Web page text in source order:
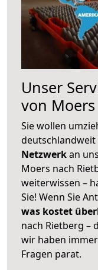
Unser
von
Sie wollen
deutschlandweit
Netzwerkan
Moers nach
weiterwissen –
Sie! Wenn Sie
was kostet
nach Rietberg –
wir haben
Fragen parat.